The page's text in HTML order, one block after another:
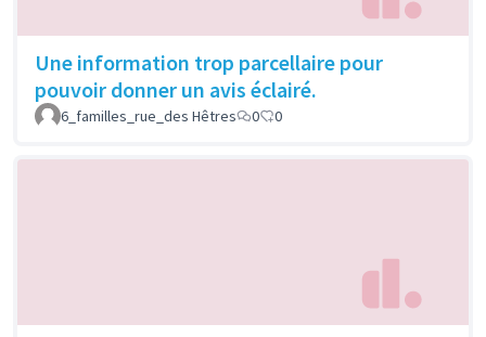
Une information trop parcellaire pour
pouvoir donner un avis éclairé.
6_familles_rue_des Hêtres 0 0